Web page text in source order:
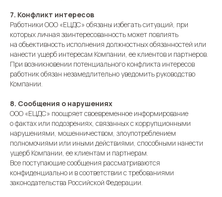
7. Конфликт интересов
Работники ООО «ЕЦДС» обязаны избегать ситуаций, при
которых личная заинтересованность может повлиять
на объективность исполнения должностных обязанностей или
нанести ущерб интересам Компании, ее клиентов и партнеров.
При возникновении потенциального конфликта интересов
работник обязан незамедлительно уведомить руководство
Компании.
8. Сообщения о нарушениях
ООО «ЕЦДС» поощряет своевременное информирование
о фактах или подозрениях, связанных с коррупционными
нарушениями, мошенничеством, злоупотреблением
полномочиями или иными действиями, способными нанести
ущерб Компании, ее клиентам и партнерам.
Все поступающие сообщения рассматриваются
конфиденциально и в соответствии с требованиями
законодательства Российской Федерации.